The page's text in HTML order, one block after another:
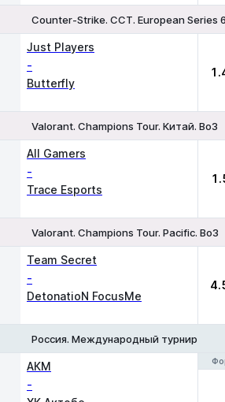
Counter-Strike. CCT. European Series
Just Players
-
Butterfly
Valorant. Champions Tour. Китай. Bo3
All Gamers
-
Trace Esports
Valorant. Champions Tour. Pacific. Bo3
Team Secret
-
DetonatioN FocusMe
Россия. Международный турнир
АКМ
-